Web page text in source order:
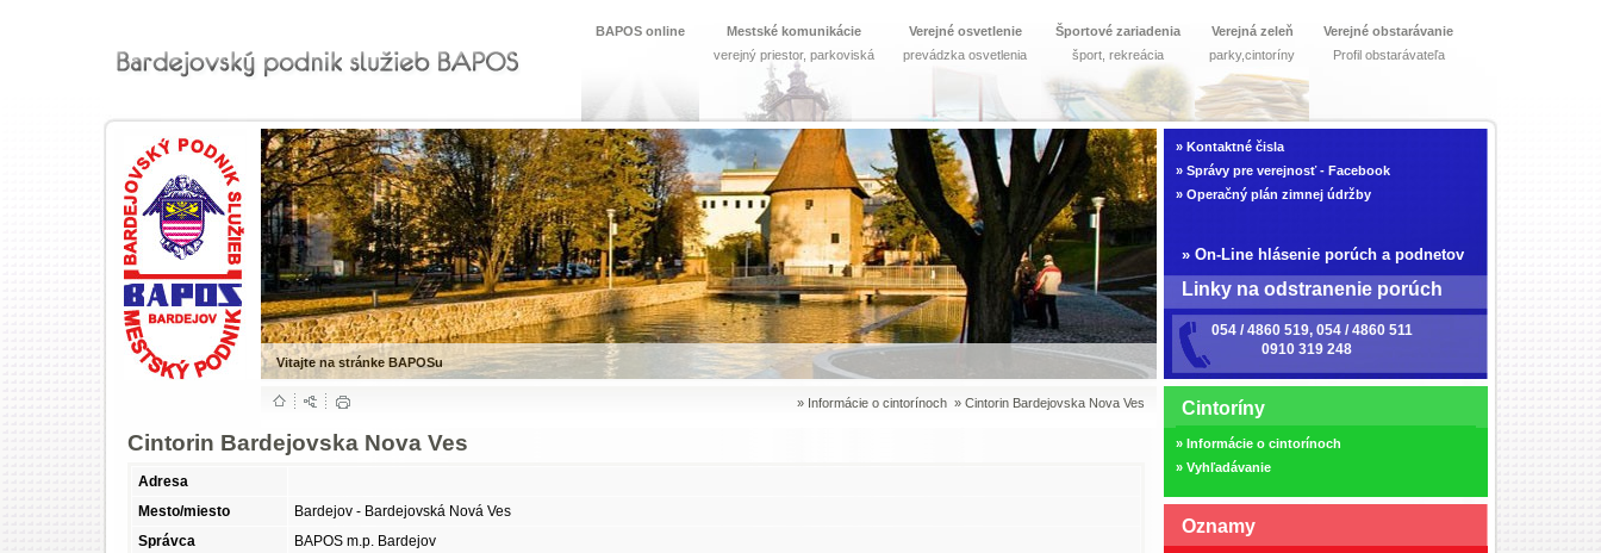
BAPOS online
Mestské komunikácie
verejný priestor, parkoviská
Verejné osvetlenie
prevádzka osvetlenia
Športové zariadenia
šport, rekreácia
Verejná zeleň
parky,cintoríny
Verejné obstarávanie
Profil obstarávateľa
Vitajte na stránke BAPOSu
» Cintorin Bardejovska Nova Ves
» Informácie o cintorínoch
Cintorin Bardejovska Nova Ves
Adresa
Mesto/miesto
Bardejov - Bardejovská Nová Ves
Správca
BAPOS m.p. Bardejov
» Kontaktné čisla
» Správy pre verejnosť - Facebook
» Operačný plán zimnej údržby
» On-Line hlásenie porúch a podnetov
Linky na odstranenie porúch
054 / 4860 519, 054 / 4860 511
0910 319 248
Cintoríny
» Informácie o cintorínoch
» Vyhľadávanie
Oznamy